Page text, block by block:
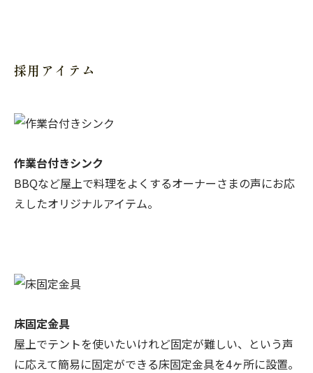
採用アイテム
作業台付きシンク
BBQなど屋上で料理をよくするオーナーさまの声にお応
えしたオリジナルアイテム。
床固定金具
屋上でテントを使いたいけれど固定が難しい、という声
に応えて簡易に固定ができる床固定金具を4ヶ所に設置。